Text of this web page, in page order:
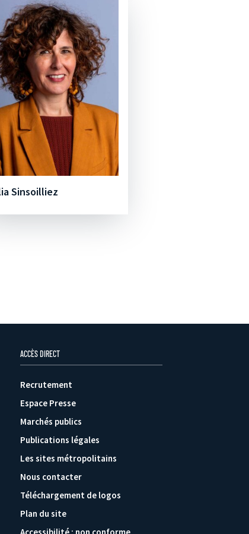
Sinsoilliez
ACCÈS DIRECT
Recrutement
Espace Presse
Marchés publics
Publications légales
Les sites métropolitains
Nous contacter
Téléchargement de logos
Plan du site